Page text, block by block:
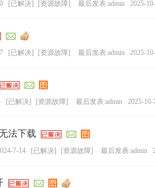
[已解决] [资源故障] 最后发表:admin 2025-
[已解决] [资源故障] 最后发表:admin 2025-
[已解决] [资源故障] 最后发表:admin 2025-10-
法下载
7-14 [已解决] [资源故障] 最后发表:admin